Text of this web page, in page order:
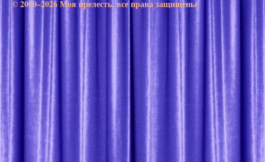
© 2000–2026 Моя прелесть. все права защищены